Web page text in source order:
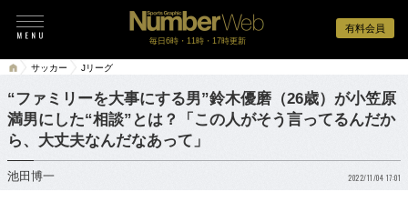
有料会員
毎日6時・11時・17時更新
サッカー Jリーグ
“ファミリーを大事にする男”鈴木優磨（26歳）が小笠原
満男にした“相談”とは？「この人がそう言ってるんだか
ら、大丈夫なんだなあって」
池田博一 2022/11/04 17:01